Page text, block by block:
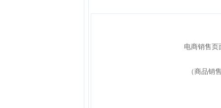
电商销售页
（商品销